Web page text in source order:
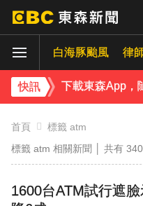
白海豚颱風 律
快訊 下載東森App，
首頁
標籤 atm
標籤 atm 相關新聞 │ 共有 340
1600台ATM試行遮